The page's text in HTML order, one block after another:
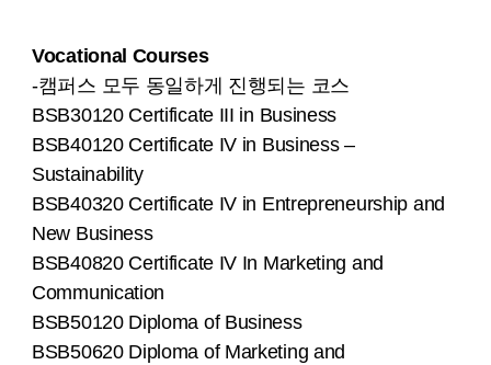
Vocational Courses
-캠퍼스 모두 동일하게 진행되는 코스
BSB30120 Certificate III in Business
BSB40120 Certificate IV in Business –
Sustainability
BSB40320 Certificate IV in Entrepreneurship and
New Business
BSB40820 Certificate IV In Marketing and
Communication
BSB50120 Diploma of Business
BSB50620 Diploma of Marketing and